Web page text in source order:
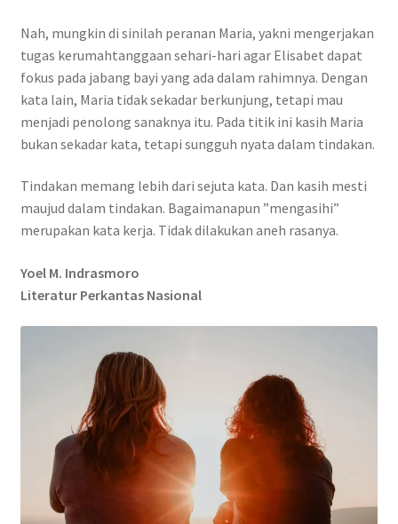
Nah, mungkin di sinilah peranan Maria, yakni mengerjakan
tugas kerumahtanggaan sehari-hari agar Elisabet dapat
fokus pada jabang bayi yang ada dalam rahimnya. Dengan
kata lain, Maria tidak sekadar berkunjung, tetapi mau
menjadi penolong sanaknya itu. Pada titik ini kasih Maria
bukan sekadar kata, tetapi sungguh nyata dalam tindakan.
Tindakan memang lebih dari sejuta kata. Dan kasih mesti
maujud dalam tindakan. Bagaimanapun ”mengasihi”
merupakan kata kerja. Tidak dilakukan aneh rasanya.
Yoel M. Indrasmoro
Literatur Perkantas Nasional